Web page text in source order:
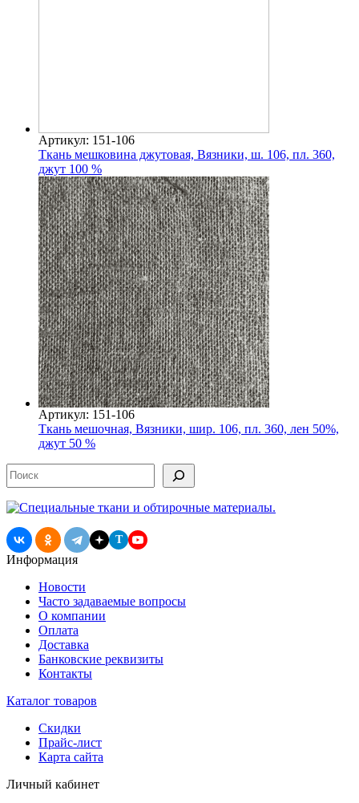
Артикул: 151-106
Ткань мешковина джутовая, Вязники, ш. 106, пл. 360,
джут 100 %
Артикул: 151-106
Ткань мешочная, Вязники, шир. 106, пл. 360, лен 50%,
джут 50 %
Поиск
T
Информация
Новости
Часто задаваемые вопросы
О компании
Оплата
Доставка
Банковские реквизиты
Контакты
Каталог товаров
Скидки
Прайс-лист
Карта сайта
Личный кабинет